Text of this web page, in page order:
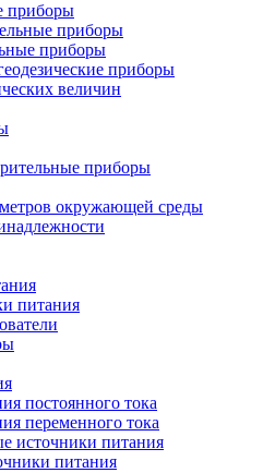
приборы
приборы
приборы
приборы
величин
приборы
окружающей среды
питания
постоянного тока
переменного тока
источники питания
питания